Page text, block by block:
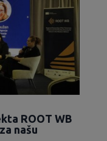
ROOT WB
našu